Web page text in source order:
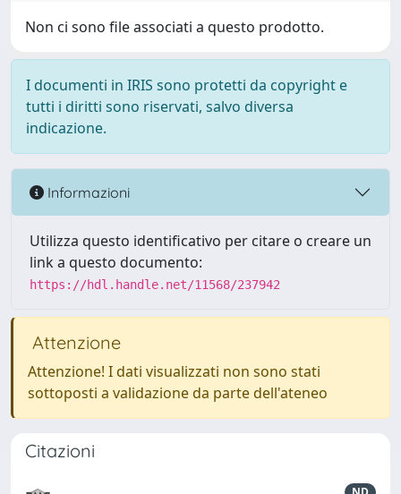
Non ci sono file associati a questo prodotto.
I documenti in IRIS sono protetti da copyright e
tutti i diritti sono riservati, salvo diversa
indicazione.
Informazioni
Utilizza questo identificativo per citare o creare un
link a questo documento:
https://hdl.handle.net/11568/237942
Attenzione
Attenzione! I dati visualizzati non sono stati
sottoposti a validazione da parte dell'ateneo
Citazioni